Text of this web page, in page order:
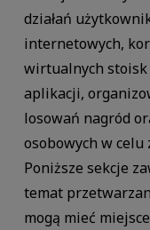
działań
internetowych,
wirtualnych stoisk
aplikacji,
losowań nagród
osobowych w celu
Poniższe sekcje
temat
mogą mieć